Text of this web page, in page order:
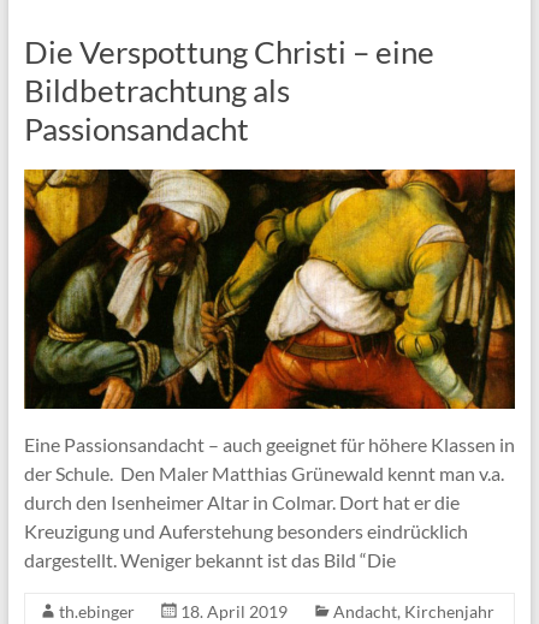
Die Verspottung Christi – eine
Bildbetrachtung als
Passionsandacht
Eine Passionsandacht – auch geeignet für höhere Klassen in
der Schule. Den Maler Matthias Grünewald kennt man v.a.
durch den Isenheimer Altar in Colmar. Dort hat er die
Kreuzigung und Auferstehung besonders eindrücklich
dargestellt. Weniger bekannt ist das Bild “Die
th.ebinger 18. April 2019 Andacht, Kirchenjahr